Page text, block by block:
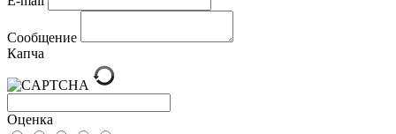
Сообщение
Капча
Оценка